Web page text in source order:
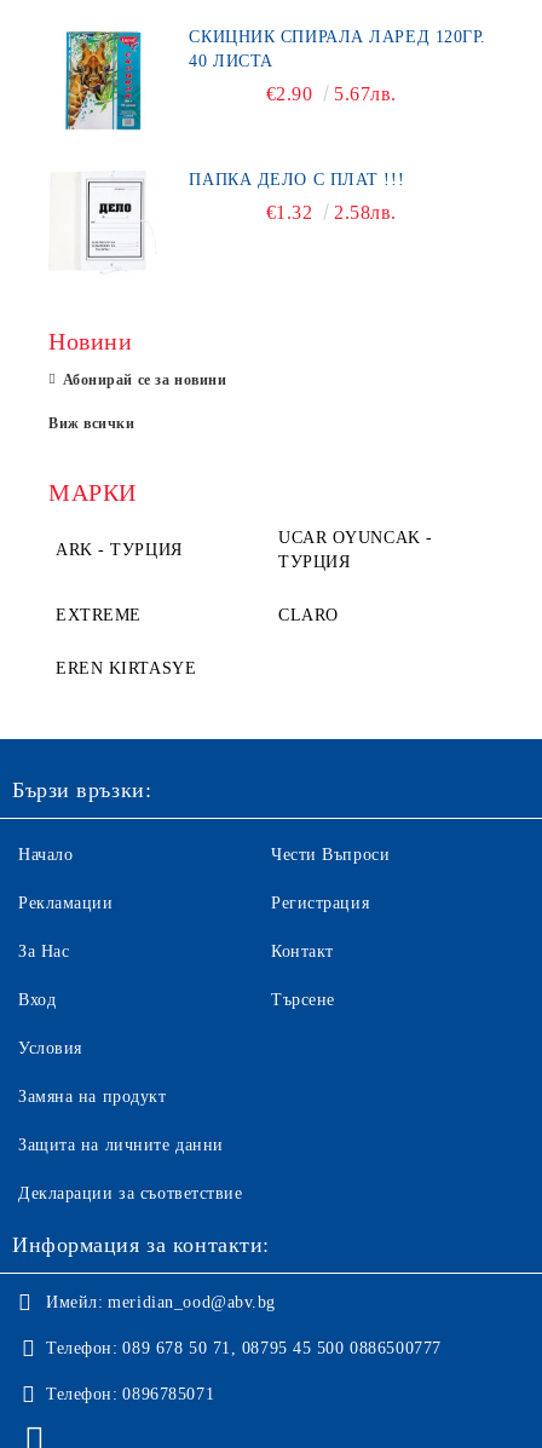
СКИЦНИК СПИРАЛА ЛАРЕД 120ГР.
40 ЛИСТА
€2.90 5.67лв.
ПАПКА ДЕЛО С ПЛАТ !!!
€1.32 2.58лв.
Новини
Абонирай се за новини
Виж всички
МАРКИ
ARK - ТУРЦИЯ
UCAR OYUNCAK -
ТУРЦИЯ
EXTREME CLARO
EREN KIRTASYE
Бързи връзки:
Начало
Рекламации
За Нас
Вход
Чести Въпроси
Регистрация
Контакт
Търсене
Условия
Замяна на продукт
Защита на личните данни
Декларации за съответствие
Информация за контакти:
Имейл: meridian_ood@abv.bg
Телефон: 089 678 50 71, 08795 45 500 0886500777
Телефон: 0896785071